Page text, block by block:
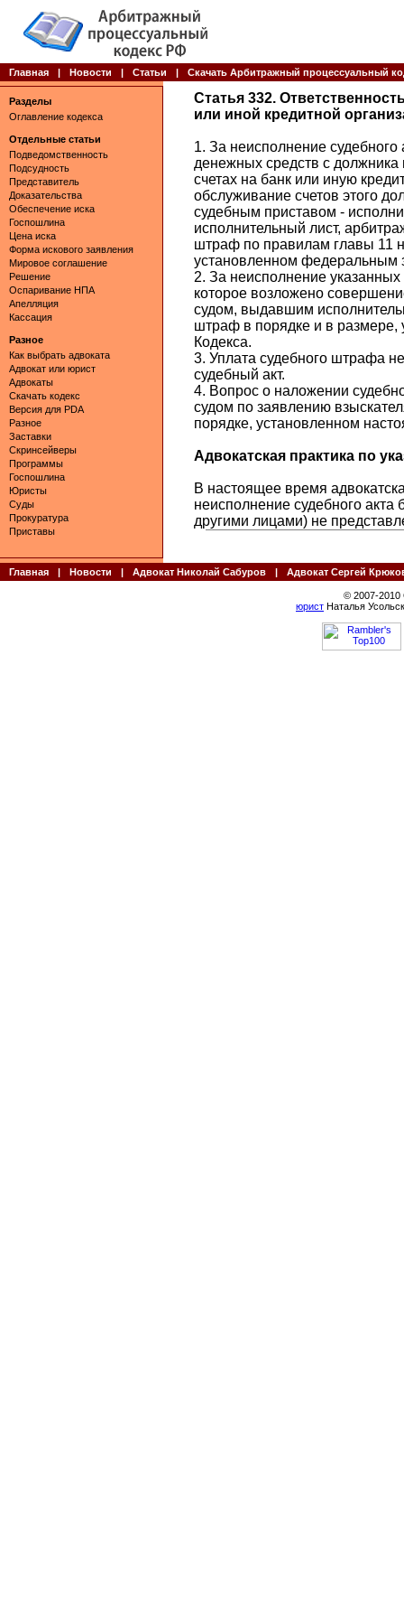
Главная | Новости | Статьи | Скачать Арбитражный процессуальный
Разделы
Оглавление кодекса
Отдельные статьи
Подведомственность
Подсудность
Представитель
Доказательства
Обеспечение иска
Госпошлина
Цена иска
Форма искового заявления
Мировое соглашение
Решение
Оспаривание НПА
Апелляция
Кассация
Разное
Как выбрать адвоката
Адвокат или юрист
Адвокаты
Скачать кодекс
Версия для PDA
Разное
Заставки
Скринсейверы
Программы
Госпошлина
Юристы
Суды
Прокуратура
Приставы
Статья 332.
или иной кредитной
1. За неисполнение судебного
денежных средств с
счетах на банк или иную
обслуживание счетов этого
судебным приставом -
исполнительный лист,
штраф по правилам главы 11
установленном федеральным
2. За неисполнение
которое возложено
судом, выдавшим
штраф в порядке и в размере,
Кодекса.
3. Уплата судебного штрафа
судебный акт.
4. Вопрос о наложении
судом по заявлению
порядке, установленном
Адвокатская практика по
В настоящее время
неисполнение судебного акта
другими лицами) не
Главная | Новости | Адвокат Николай Сабуров | Адвокат Сергей
© 2007-
юрист Наталья